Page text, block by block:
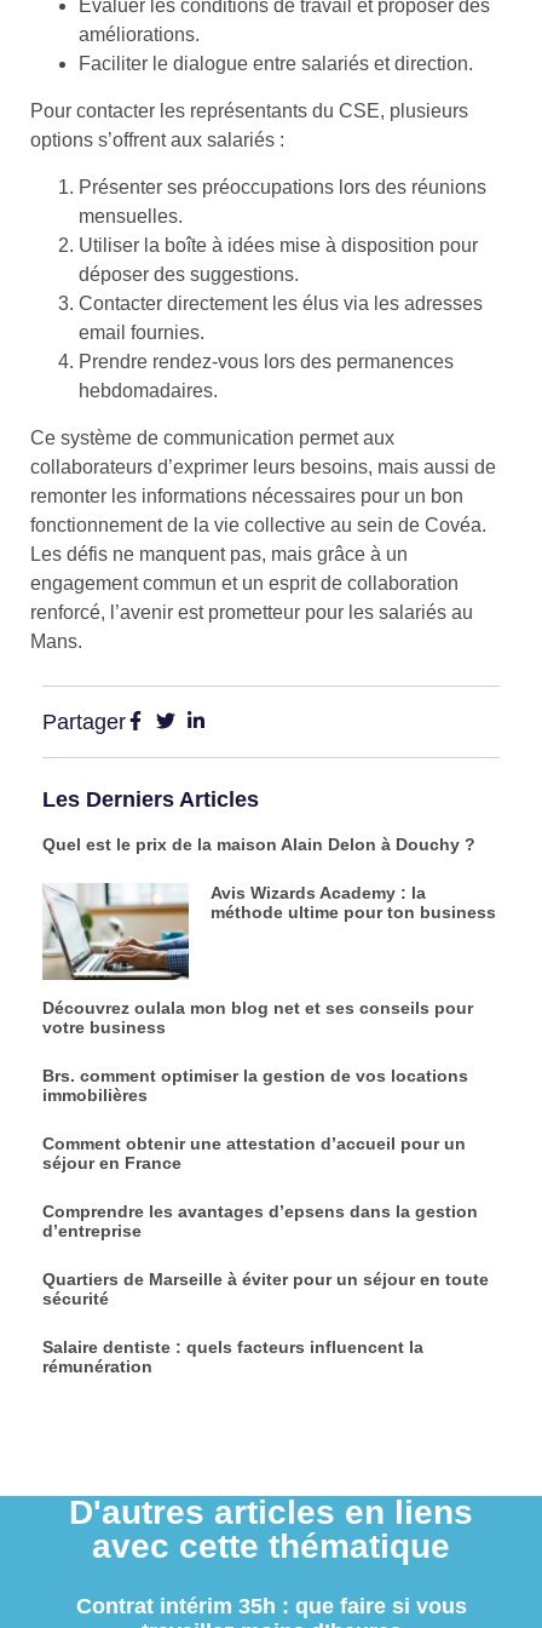
Évaluer les conditions de travail et proposer des
améliorations.
Faciliter le dialogue entre salariés et direction.
Pour contacter les représentants du CSE, plusieurs
options s’offrent aux salariés :
Présenter ses préoccupations lors des réunions
mensuelles.
Utiliser la boîte à idées mise à disposition pour
déposer des suggestions.
Contacter directement les élus via les adresses
email fournies.
Prendre rendez-vous lors des permanences
hebdomadaires.
Ce système de communication permet aux
collaborateurs d’exprimer leurs besoins, mais aussi de
remonter les informations nécessaires pour un bon
fonctionnement de la vie collective au sein de Covéa.
Les défis ne manquent pas, mais grâce à un
engagement commun et un esprit de collaboration
renforcé, l’avenir est prometteur pour les salariés au
Mans.
Partager
Les Derniers Articles
Quel est le prix de la maison Alain Delon à Douchy ?
Avis Wizards Academy : la
méthode ultime pour ton business
Découvrez oulala mon blog net et ses conseils pour
votre business
Brs. comment optimiser la gestion de vos locations
immobilières
Comment obtenir une attestation d’accueil pour un
séjour en France
Comprendre les avantages d’epsens dans la gestion
d’entreprise
Quartiers de Marseille à éviter pour un séjour en toute
sécurité
Salaire dentiste : quels facteurs influencent la
rémunération
D'autres articles en liens
avec cette thématique
Contrat intérim 35h : que faire si vous